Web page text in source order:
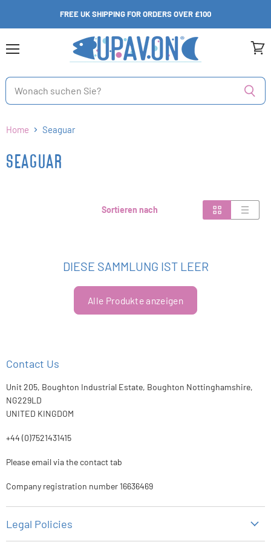
FREE UK SHIPPING FOR ORDERS OVER £100
Home Seaguar
SEAGUAR
Sortieren nach
DIESE SAMMLUNG IST LEER
Alle Produkte anzeigen
Contact Us
Unit 205, Boughton Industrial Estate, Boughton Nottinghamshire,
NG229LD
UNITED KINGDOM
+44 (0)7521431415
Please email via the contact tab
Company registration number 16636469
Legal Policies